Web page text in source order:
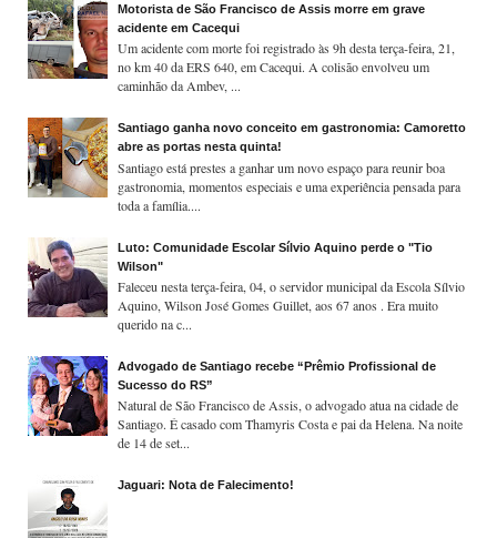
Motorista de São Francisco de Assis morre em grave
acidente em Cacequi
Um acidente com morte foi registrado às 9h desta terça-feira, 21,
no km 40 da ERS 640, em Cacequi. A colisão envolveu um
caminhão da Ambev, ...
Santiago ganha novo conceito em gastronomia: Camoretto
abre as portas nesta quinta!
Santiago está prestes a ganhar um novo espaço para reunir boa
gastronomia, momentos especiais e uma experiência pensada para
toda a família....
Luto: Comunidade Escolar Sílvio Aquino perde o "Tio
Wilson"
Faleceu nesta terça-feira, 04, o servidor municipal da Escola Sílvio
Aquino, Wilson José Gomes Guillet, aos 67 anos . Era muito
querido na c...
Advogado de Santiago recebe “Prêmio Profissional de
Sucesso do RS”
Natural de São Francisco de Assis, o advogado atua na cidade de
Santiago. É casado com Thamyris Costa e pai da Helena. Na noite
de 14 de set...
Jaguari: Nota de Falecimento!